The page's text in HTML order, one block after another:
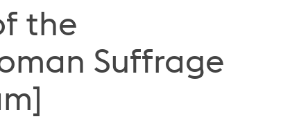
the
Suffrage